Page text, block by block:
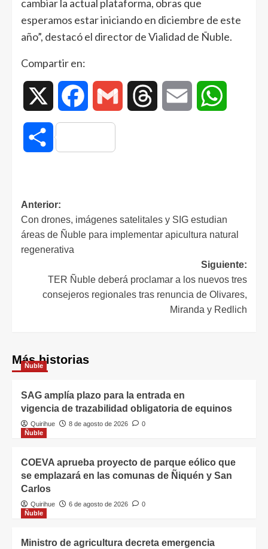
cambiar la actual plataforma, obras que
esperamos estar iniciando en diciembre de este
año”, destacó el director de Vialidad de Ñuble.
Compartir en:
Facebook Gmail Threads Email
Compartir
Anterior:
Con drones, imágenes satelitales y SIG estudian
áreas de Ñuble para implementar apicultura natural
regenerativa
Siguiente:
TER Ñuble deberá proclamar a los nuevos tres
consejeros regionales tras renuncia de Olivares,
Miranda y Redlich
Más historias
Ñuble
SAG amplía plazo para la entrada en
vigencia de trazabilidad obligatoria de equinos
Quirihue 8 de agosto de 2026
0
Ñuble
COEVA aprueba proyecto de parque eólico que
se emplazará en las comunas de Ñiquén y San
Carlos
Quirihue 6 de agosto de 2026
0
Ñuble
Ministro de agricultura decreta emergencia